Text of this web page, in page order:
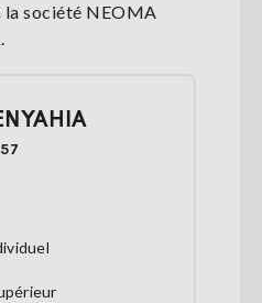
société NEOMA